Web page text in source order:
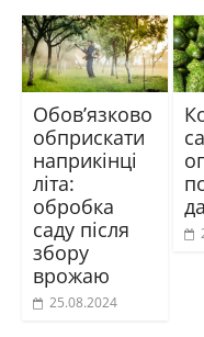
Обов’язково
обприскати
наприкінці
літа:
обробка
саду після
збору
врожаю
25.08.2024